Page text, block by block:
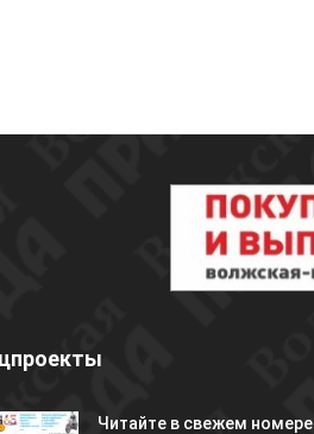
Читайте в свежем номере